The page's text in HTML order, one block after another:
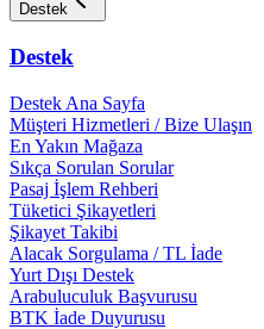
Destek
Destek
Destek Ana Sayfa
Müşteri Hizmetleri / Bize Ulaşın
En Yakın Mağaza
Sıkça Sorulan Sorular
Pasaj İşlem Rehberi
Tüketici Şikayetleri
Şikayet Takibi
Alacak Sorgulama / TL İade
Yurt Dışı Destek
Arabuluculuk Başvurusu
BTK İade Duyurusu